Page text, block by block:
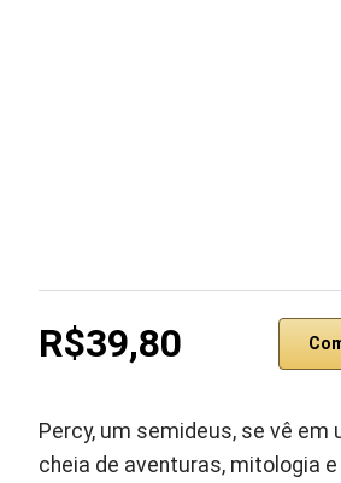
R$39,80
Percy, um semideus, se vê em
cheia de aventuras, mitologia